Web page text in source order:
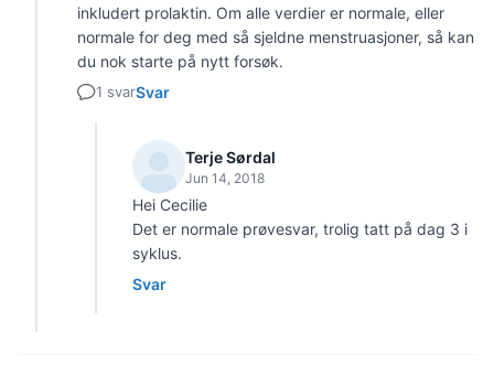
inkludert prolaktin. Om alle verdier er normale, eller
normale for deg med så sjeldne menstruasjoner, så kan
du nok starte på nytt forsøk.
1 svarSvar
Terje Sørdal
Jun 14, 2018
Hei Cecilie
Det er normale prøvesvar, trolig tatt på dag 3 i
syklus.
Svar